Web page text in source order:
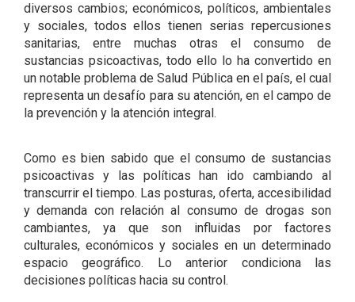
diversos cambios; económicos, políticos, ambientales
y sociales, todos ellos tienen serias repercusiones
sanitarias, entre muchas otras el consumo de
sustancias psicoactivas, todo ello lo ha convertido en
un notable problema de Salud Pública en el país, el cual
representa un desafío para su atención, en el campo de
la prevención y la atención integral.
Como es bien sabido que el consumo de sustancias
psicoactivas y las políticas han ido cambiando al
transcurrir el tiempo. Las posturas, oferta, accesibilidad
y demanda con relación al consumo de drogas son
cambiantes, ya que son influidas por factores
culturales, económicos y sociales en un determinado
espacio geográfico. Lo anterior condiciona las
decisiones políticas hacia su control.